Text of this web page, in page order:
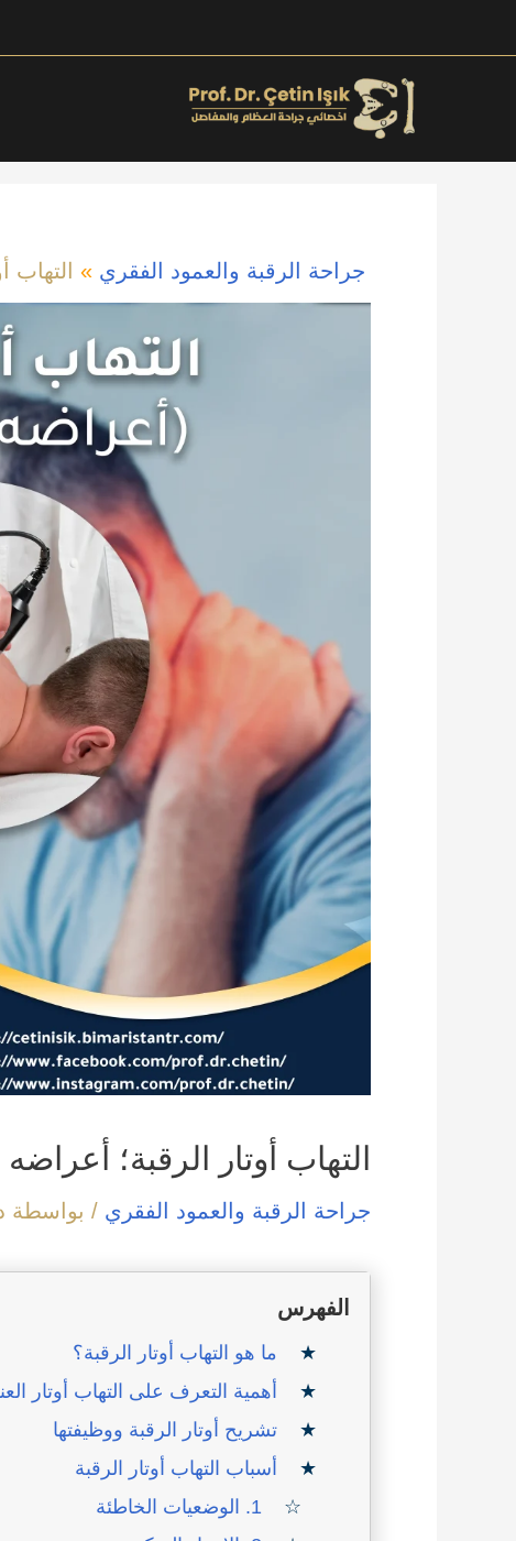
إلى
جراحة الرقبة والعمود الفقري » التهاب
التهاب أوتار الرقبة؛
جراحة الرقبة والعمود الفقري / بواسطة
الفهرس
ما هو التهاب أوتار الرقبة؟
أهمية التعرف على التهاب أوتار
تشريح أوتار الرقبة ووظيفتها
أسباب التهاب أوتار الرقبة
1. الوضعيات الخاطئة